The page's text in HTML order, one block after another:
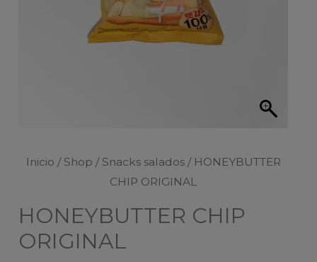
Inicio / Shop / Snacks salados/ HONEYBUTTER
CHIP ORIGINAL
HONEYBUTTER CHIP
ORIGINAL